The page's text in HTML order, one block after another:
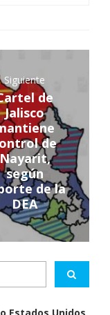
Siguiente
de
Jalisco
de
Nayarit,
según
de la
DEA